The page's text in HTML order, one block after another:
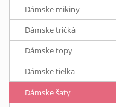
Dámske mikiny
Dámske tričká
Dámske topy
Dámske tielka
Dámske šaty